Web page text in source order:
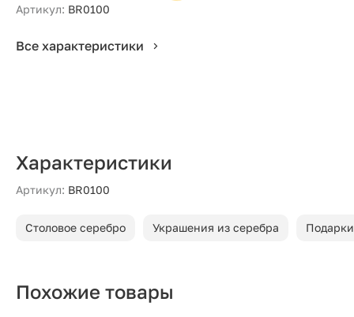
Артикул: BR0100
Все характеристики
Характеристики
Артикул: BR0100
Столовое серебро Украшения из серебра
Похожие товары